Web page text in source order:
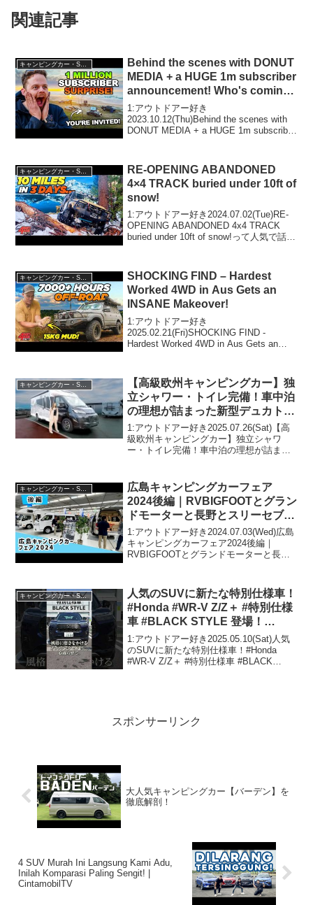
関連記事
キャンピングカー・SUV人気車種
Behind the scenes with DONUT
MEDIA + a HUGE 1m subscriber
announcement! Who's coming
with us?
1:アウトドアー好き
2023.10.12(Thu)Behind the scenes with
DONUT MEDIA + a HUGE 1m subscriber
RE-OPENING ABANDONED
4×4 TRACK buried under 10ft of
snow!
1:アウトドアー好き2024.07.02(Tue)RE-
OPENING ABANDONED 4x4 TRACK
buried under 10ft of snow!って人気で話題
キャンピングカー・SUV人気車種
SHOCKING FIND – Hardest
Worked 4WD in Aus Gets an
INSANE Makeover!
1:アウトドアー好き
2025.02.21(Fri)SHOCKING FIND -
Hardest Worked 4WD in Aus Gets an
好...
【高級欧州キャンピングカー】独
立シャワー・トイレ完備！車中泊
の理想が詰まった新型デュカト｜
東和モータース Sunlight T68
1:アウトドアー好き2025.07.26(Sat)【高
級欧州キャンピングカー】独立シャワ
ー・トイレ完備！車中泊の理想が詰まっ
逃さないで！！2:アウトドアー...
キャンピングカー・SUV人気車種
広島キャンピングカーフェア
2024後編｜RVBIGFOOTとグラン
ドモーターと長野とスリーセブン
とオートワンとパパビルドとドリ
ームエーティーとちょいCamとフ
ジカーズジャパンとぷちキャン
1:アウトドアー好き2024.07.03(Wed)広島
キャンピングカーフェア2024後編｜
RVBIGFOOTとグランドモーターと長野
フジカーズジャパンとぷちキャンって...
キャンピングカー・SUV人気車種
人気のSUVに新たな特別仕様車！
#Honda #WR-V Z/Z＋ #特別仕様
車 #BLACK STYLE 登場！
#honda好きと繋がりたい #WRV
1:アウトドアー好き2025.05.10(Sat)人気
のSUVに新たな特別仕様車！#Honda
#WR-V Z/Z＋ #特別仕様車 #BLACK
スポンサーリンク
大人気キャンピングカー【バーデン】を
徹底解剖！
4 SUV Murah Ini Langsung Kami Adu,
Inilah Komparasi Paling Sengit! |
CintamobilTV